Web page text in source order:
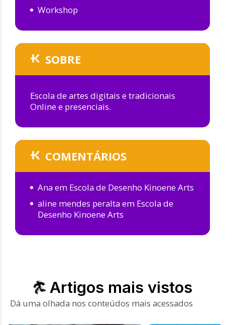
Workshop
SOBRE
Escola de artes digitais e tradicionais
Online e presenciais.
COMENTÁRIOS
Anaem Escola de Desenho Kinoene Arts
aline mendes peraltaem Escola de
Desenho Kinoene Arts
Artigos mais vistos
Dá uma olhada nos conteúdos mais acessados